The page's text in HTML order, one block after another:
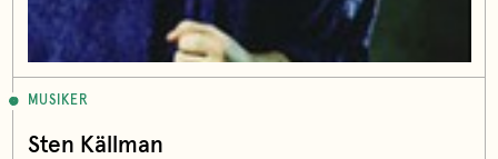
MUSIKER
Sten Källman